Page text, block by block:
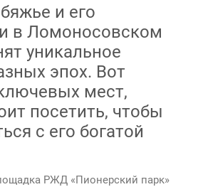
и его
в Ломоносовском
уникальное
эпох. Вот
мест,
посетить, чтобы
с его богатой
РЖД «Пионерский парк»